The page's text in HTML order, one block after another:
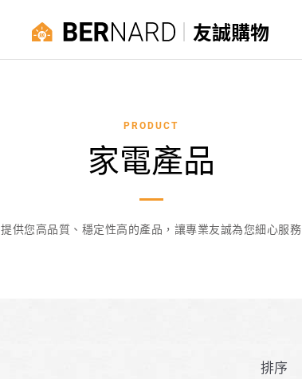
友誠購物
PRODUCT
家電產品
提供您高品質、穩定性高的產品，讓專業友誠為您細心服務
排序